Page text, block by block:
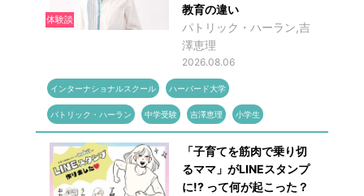
体験談
教育の違い
パトリック・ハーラン,吉
澤恵理
2026.08.06
インターナショナルスクール ハーバード大学
パトリック・ハーラン 中学受験 吉澤恵理 小学生
「子育てを筋肉で乗り切
るママ」がLINEスタンプ
に!? って何が起こった？